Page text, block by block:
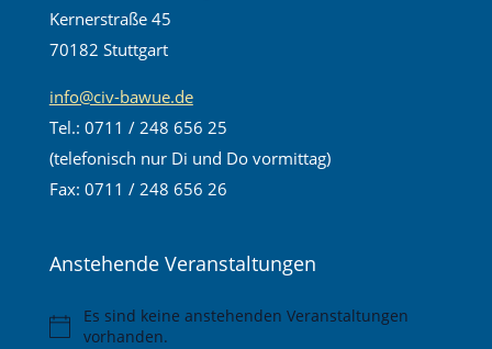
Kernerstraße 45
70182 Stuttgart
info@civ-bawue.de
Tel.: 0711 / 248 656 25
(telefonisch nur Di und Do vormittag)
Fax: 0711 / 248 656 26
Anstehende Veranstaltungen
Hinweis
Es sind keine anstehenden Veranstaltungen
vorhanden.